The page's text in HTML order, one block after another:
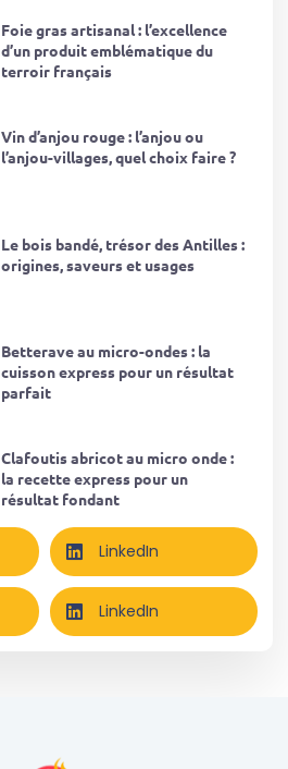
Foie gras artisanal : l’excellence
d’un produit emblématique du
terroir français
Vin d’anjou rouge : l’anjou ou
l’anjou-villages, quel choix faire ?
Le bois bandé, trésor des Antilles :
origines, saveurs et usages
Betterave au micro-ondes : la
cuisson express pour un résultat
parfait
Clafoutis abricot au micro onde :
la recette express pour un
résultat fondant
LinkedIn
LinkedIn